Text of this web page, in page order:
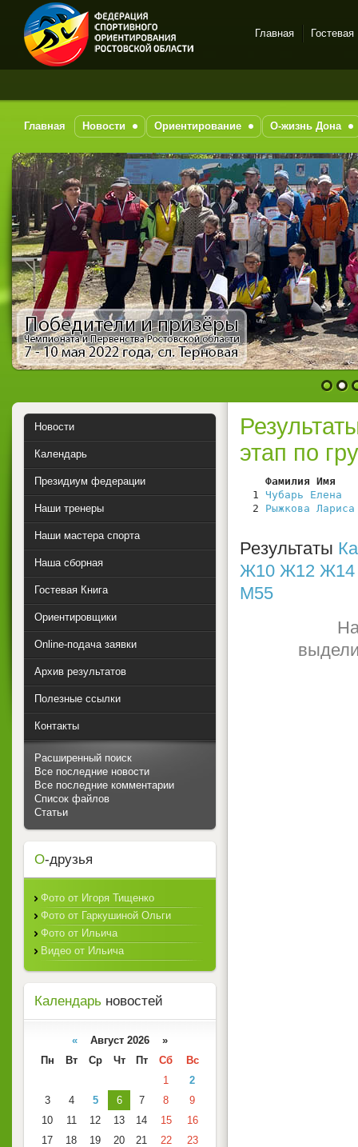
Спортивное
на-Дону
Главная Гостевая
Главная Новости Ориентирование О-жизнь Дона
1 2
этап по
Фамилия Имя
  1
Чубарь Елена
  2
Рыжкова Лариса
Результаты
Ж10 Ж12 Ж14
М55
Новости
Календарь
Президиум федерации
Наши тренеры
Наши мастера спорта
Наша сборная
Гостевая Книга
Ориентировщики
Online-подача заявки
Архив результатов
Полезные ссылки
Контакты
Расширенный поиск
Все последние новости
Все последние комментарии
Список файлов
Статьи
О-друзья
Фото от Игоря Тищенко
Фото от Гаркушиной Ольги
Фото от Ильича
Видео от Ильича
Календарь новостей
« Август 2026 »
Пн
Вт Ср Чт Пт Сб
Вс
1
2
3
4 5 6 7 8
9
10
11 12 13 14 15
16
17
18 19 20 21 22
23